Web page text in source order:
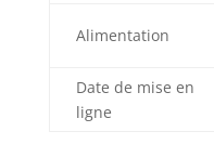
Alimentation
Date de mise en
ligne